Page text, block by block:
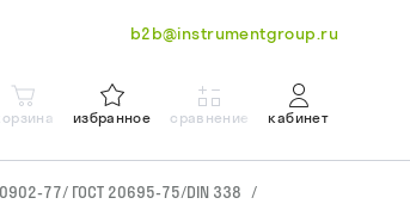
b2b@instrumentgroup.ru
избранное сравнение кабинет
77/ ГОСТ 20695-75/DIN 338 /